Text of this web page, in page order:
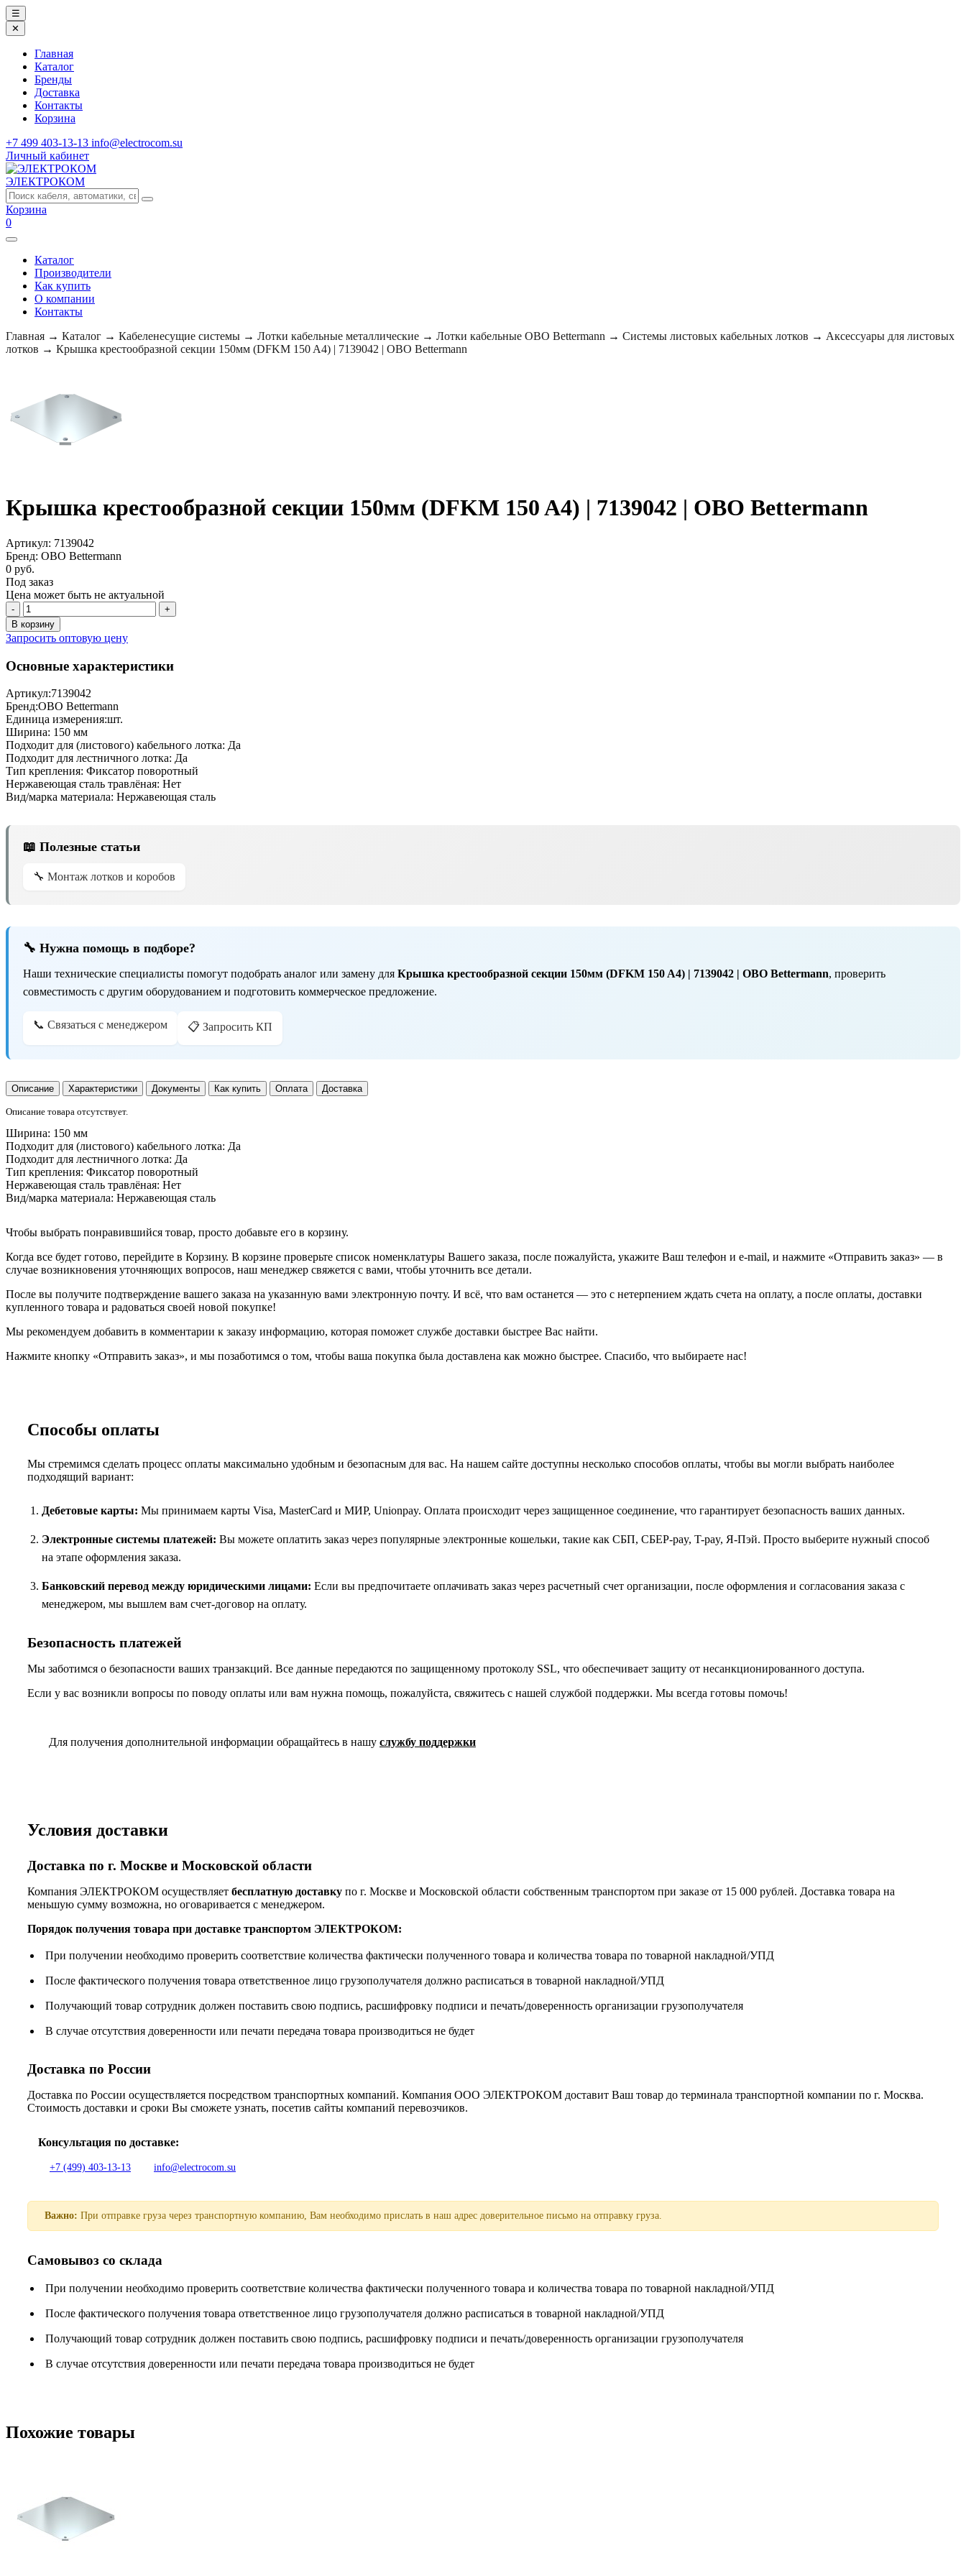
☰
✕
Главная
Каталог
Бренды
Доставка
Контакты
Корзина
+7 499 403-13-13 info@electrocom.su
Личный кабинет
ЭЛЕКТРОКОМ
Корзина
0
Каталог
Производители
Как купить
О компании
Контакты
Главная → Каталог → Кабеленесущие системы → Лотки кабельные металлические → Лотки кабельные OBO Bettermann → Системы листовых кабельных лотков → Аксессуары для листовых
лотков → Крышка крестообразной секции 150мм (DFKM 150 A4) | 7139042 | OBO Bettermann
Крышка крестообразной секции 150мм (DFKM 150 A4) | 7139042 | OBO Bettermann
Артикул: 7139042
Бренд: OBO Bettermann
0 руб.
Под заказ
Цена может быть не актуальной
-
+
В корзину
Запросить оптовую цену
Основные характеристики
Артикул:7139042
Бренд:OBO Bettermann
Единица измерения:шт.
Ширина: 150 мм
Подходит для (листового) кабельного лотка: Да
Подходит для лестничного лотка: Да
Тип крепления: Фиксатор поворотный
Нержавеющая сталь травлёная: Нет
Вид/марка материала: Нержавеющая сталь
📖 Полезные статьи
🔧 Монтаж лотков и коробов
🔧 Нужна помощь в подборе?
Наши технические специалисты помогут подобрать аналог или замену для Крышка крестообразной секции 150мм (DFKM 150 A4) | 7139042 | OBO Bettermann, проверить
совместимость с другим оборудованием и подготовить коммерческое предложение.
📞 Связаться с менеджером 📋 Запросить КП
Описание Характеристики Документы Как купить Оплата Доставка
Описание товара отсутствует.
Ширина: 150 мм
Подходит для (листового) кабельного лотка: Да
Подходит для лестничного лотка: Да
Тип крепления: Фиксатор поворотный
Нержавеющая сталь травлёная: Нет
Вид/марка материала: Нержавеющая сталь
Чтобы выбрать понравившийся товар, просто добавьте его в корзину.
Когда все будет готово, перейдите в Корзину. В корзине проверьте список номенклатуры Вашего заказа, после пожалуйста, укажите Ваш телефон и e-mail, и нажмите «Отправить заказ» — в
случае возникновения уточняющих вопросов, наш менеджер свяжется с вами, чтобы уточнить все детали.
После вы получите подтверждение вашего заказа на указанную вами электронную почту. И всё, что вам останется — это с нетерпением ждать счета на оплату, а после оплаты, доставки
купленного товара и радоваться своей новой покупке!
Мы рекомендуем добавить в комментарии к заказу информацию, которая поможет службе доставки быстрее Вас найти.
Нажмите кнопку «Отправить заказ», и мы позаботимся о том, чтобы ваша покупка была доставлена как можно быстрее. Спасибо, что выбираете нас!
Способы оплаты
Мы стремимся сделать процесс оплаты максимально удобным и безопасным для вас. На нашем сайте доступны несколько способов оплаты, чтобы вы могли выбрать наиболее
подходящий вариант:
Дебетовые карты: Мы принимаем карты Visa, MasterCard и МИР, Unionpay. Оплата происходит через защищенное соединение, что гарантирует безопасность ваших данных.
Электронные системы платежей: Вы можете оплатить заказ через популярные электронные кошельки, такие как СБП, СБЕР-pay, T-pay, Я-Пэй. Просто выберите нужный способ
на этапе оформления заказа.
Банковский перевод между юридическими лицами: Если вы предпочитаете оплачивать заказ через расчетный счет организации, после оформления и согласования заказа с
менеджером, мы вышлем вам счет-договор на оплату.
Безопасность платежей
Мы заботимся о безопасности ваших транзакций. Все данные передаются по защищенному протоколу SSL, что обеспечивает защиту от несанкционированного доступа.
Если у вас возникли вопросы по поводу оплаты или вам нужна помощь, пожалуйста, свяжитесь с нашей службой поддержки. Мы всегда готовы помочь!
Для получения дополнительной информации обращайтесь в нашу службу поддержки
Условия доставки
Доставка по г. Москве и Московской области
Компания ЭЛЕКТРОКОМ осуществляет бесплатную доставку по г. Москве и Московской области собственным транспортом при заказе от 15 000 рублей. Доставка товара на
меньшую сумму возможна, но оговаривается с менеджером.
Порядок получения товара при доставке транспортом ЭЛЕКТРОКОМ:
При получении необходимо проверить соответствие количества фактически полученного товара и количества товара по товарной накладной/УПД
После фактического получения товара ответственное лицо грузополучателя должно расписаться в товарной накладной/УПД
Получающий товар сотрудник должен поставить свою подпись, расшифровку подписи и печать/доверенность организации грузополучателя
В случае отсутствия доверенности или печати передача товара производиться не будет
Доставка по России
Доставка по России осуществляется посредством транспортных компаний. Компания ООО ЭЛЕКТРОКОМ доставит Ваш товар до терминала транспортной компании по г. Москва.
Стоимость доставки и сроки Вы сможете узнать, посетив сайты компаний перевозчиков.
Консультация по доставке:
+7 (499) 403-13-13 info@electrocom.su
Важно: При отправке груза через транспортную компанию, Вам необходимо прислать в наш адрес доверительное письмо на отправку груза.
Самовывоз со склада
При получении необходимо проверить соответствие количества фактически полученного товара и количества товара по товарной накладной/УПД
После фактического получения товара ответственное лицо грузополучателя должно расписаться в товарной накладной/УПД
Получающий товар сотрудник должен поставить свою подпись, расшифровку подписи и печать/доверенность организации грузополучателя
В случае отсутствия доверенности или печати передача товара производиться не будет
Похожие товары